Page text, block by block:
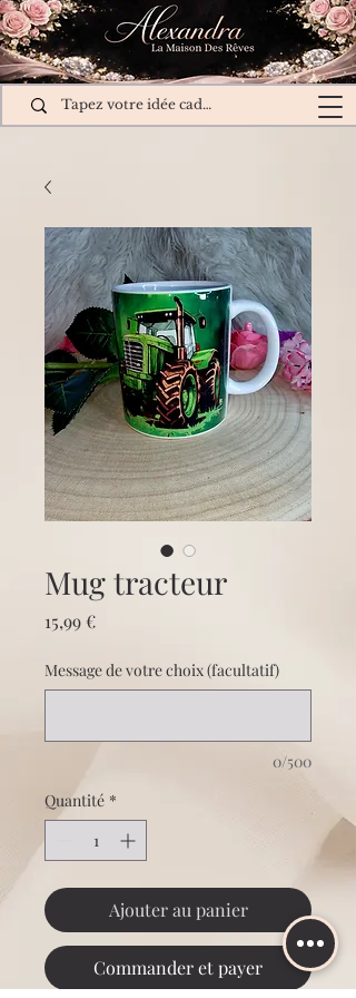
Mug tracteur
15,99 €Prix
Message de votre choix (facultatif)
0/500
Quantité *
Ajouter au panier
Commander et payer